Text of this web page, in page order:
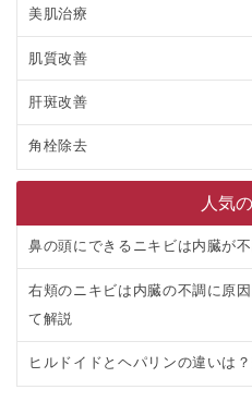
美肌治療
肌質改善
肝斑改善
角栓除去
人気
鼻の頭にできるニキビは内臓が
右頬のニキビは内臓の不調に原
て解説
ヒルドイドとヘパリンの違いは